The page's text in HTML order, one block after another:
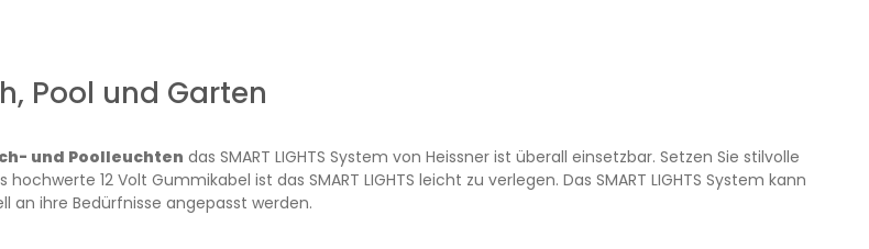
Pool und Garten
und Poolleuchten das SMART LIGHTS System von Heissner ist überall einsetzbar. Setzen Sie stilvolle
12 Volt Gummikabel ist das SMART LIGHTS leicht zu verlegen. Das SMART LIGHTS System kann
an ihre Bedürfnisse angepasst werden.